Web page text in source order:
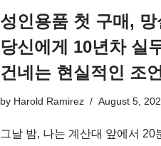
성인용품 첫 구매,
당신에게 10년차 실
건네는 현실적인 조언
by Harold Ramirez August 5,
그날 밤, 나는 계산대 앞에서 20